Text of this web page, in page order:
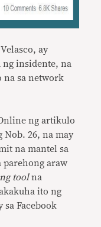
ay
ng insidente, na
na sa network
ng artikulo
Nob. 26, na may
na mantel sa
parehong araw
toolna
ito ng
sa Facebook